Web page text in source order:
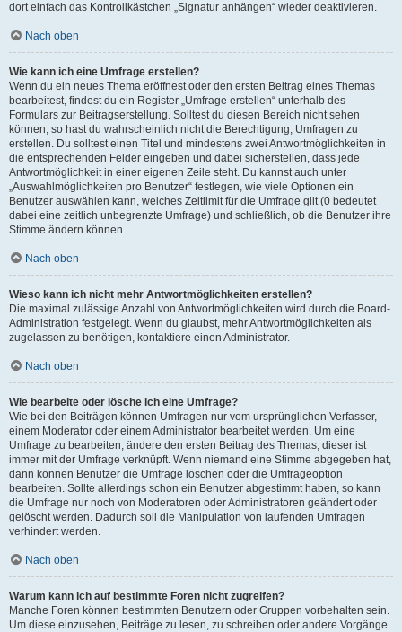
dort einfach das Kontrollkästchen „Signatur anhängen“ wieder deaktivieren.
Nach oben
Wie kann ich eine Umfrage erstellen?
Wenn du ein neues Thema eröffnest oder den ersten Beitrag eines Themas
bearbeitest, findest du ein Register „Umfrage erstellen“ unterhalb des
Formulars zur Beitragserstellung. Solltest du diesen Bereich nicht sehen
können, so hast du wahrscheinlich nicht die Berechtigung, Umfragen zu
erstellen. Du solltest einen Titel und mindestens zwei Antwortmöglichkeiten in
die entsprechenden Felder eingeben und dabei sicherstellen, dass jede
Antwortmöglichkeit in einer eigenen Zeile steht. Du kannst auch unter
„Auswahlmöglichkeiten pro Benutzer“ festlegen, wie viele Optionen ein
Benutzer auswählen kann, welches Zeitlimit für die Umfrage gilt (0 bedeutet
dabei eine zeitlich unbegrenzte Umfrage) und schließlich, ob die Benutzer ihre
Stimme ändern können.
Nach oben
Wieso kann ich nicht mehr Antwortmöglichkeiten erstellen?
Die maximal zulässige Anzahl von Antwortmöglichkeiten wird durch die Board-
Administration festgelegt. Wenn du glaubst, mehr Antwortmöglichkeiten als
zugelassen zu benötigen, kontaktiere einen Administrator.
Nach oben
Wie bearbeite oder lösche ich eine Umfrage?
Wie bei den Beiträgen können Umfragen nur vom ursprünglichen Verfasser,
einem Moderator oder einem Administrator bearbeitet werden. Um eine
Umfrage zu bearbeiten, ändere den ersten Beitrag des Themas; dieser ist
immer mit der Umfrage verknüpft. Wenn niemand eine Stimme abgegeben hat,
dann können Benutzer die Umfrage löschen oder die Umfrageoption
bearbeiten. Sollte allerdings schon ein Benutzer abgestimmt haben, so kann
die Umfrage nur noch von Moderatoren oder Administratoren geändert oder
gelöscht werden. Dadurch soll die Manipulation von laufenden Umfragen
verhindert werden.
Nach oben
Warum kann ich auf bestimmte Foren nicht zugreifen?
Manche Foren können bestimmten Benutzern oder Gruppen vorbehalten sein.
Um diese einzusehen, Beiträge zu lesen, zu schreiben oder andere Vorgänge